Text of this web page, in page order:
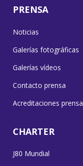
PRENSA
Noticias
Galerías fotográficas
Galerías vídeos
Contacto prensa
Acreditaciones prensa
CHARTER
J80 Mundial